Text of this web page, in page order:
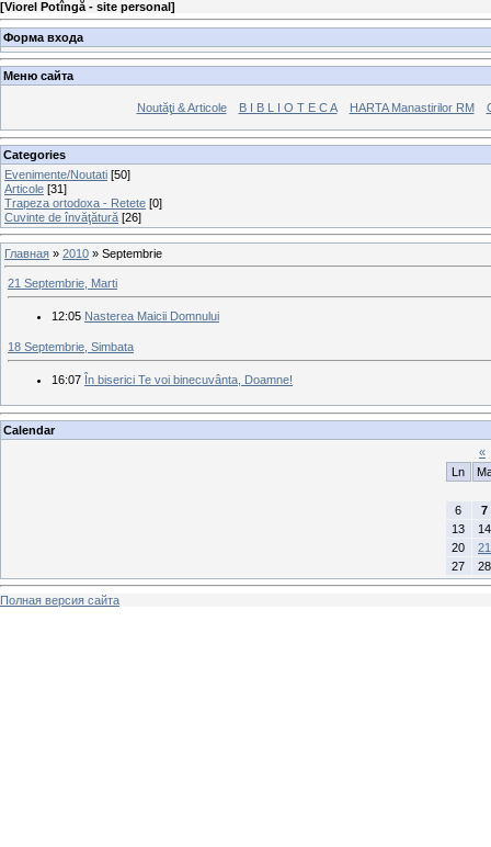
[Viorel Potîngă - site personal]
Форма входа
Меню сайта
Noutăţi & Articole B I B L I O T E C A HARTA Manastirilor RM
Categories
Evenimente/Noutati [50]
Articole [31]
Trapeza ortodoxa - Retete [0]
Cuvinte de învăţătură [26]
Главная » 2010 » Septembrie
21 Septembrie, Marti
12:05 Nasterea Maicii Domnului
18 Septembrie, Simbata
16:07 În biserici Te voi binecuvânta, Doamne!
Calendar
«
Ln
6
7
13
14
20
21
27
28
Полная версия сайта